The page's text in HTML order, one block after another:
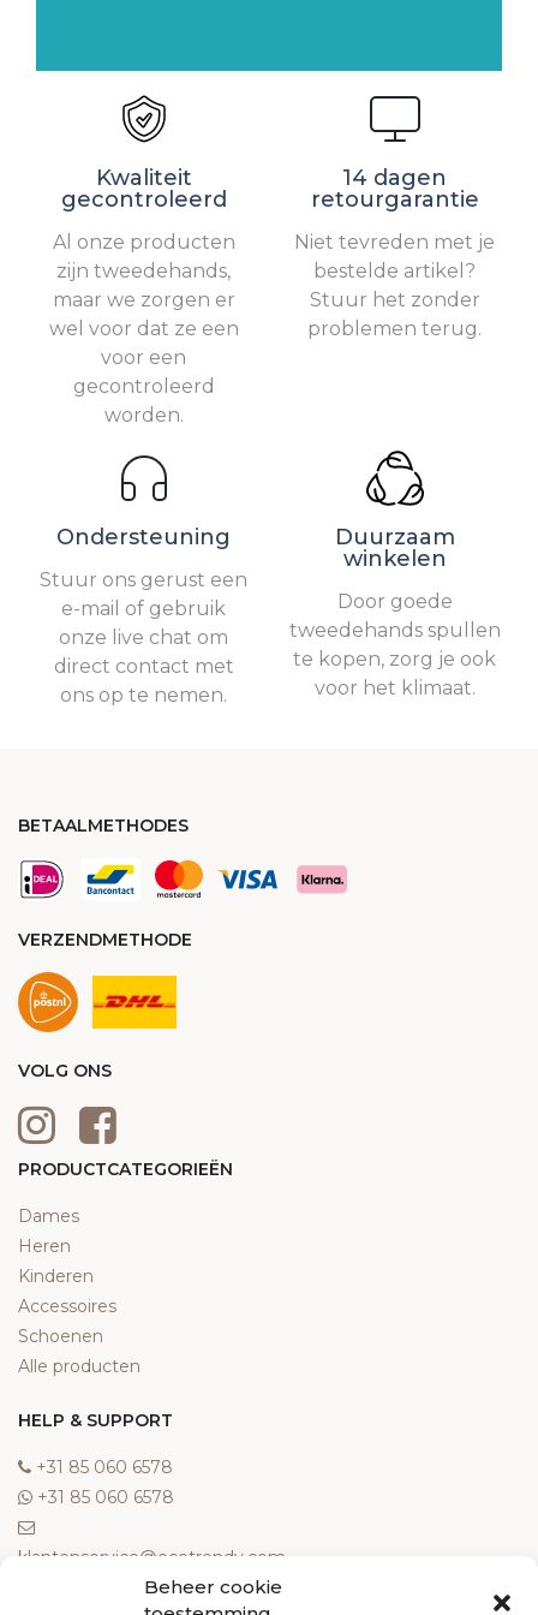
Beheer cookie
Kwaliteit
gecontroleerd
Al onze producten
zijn tweedehands,
maar we zorgen er
wel voor dat ze een
voor een
gecontroleerd
worden.
14 dagen
retourgarantie
Niet tevreden met je
bestelde artikel?
Stuur het zonder
problemen terug.
Ondersteuning
Stuur ons gerust een
e-mail of gebruik
onze live chat om
direct contact met
ons op te nemen.
Duurzaam
winkelen
Door goede
tweedehands spullen
te kopen, zorg je ook
voor het klimaat.
BETAALMETHODES
VERZENDMETHODE
VOLG ONS
PRODUCTCATEGORIEËN
Dames
Heren
Kinderen
Accessoires
Schoenen
Alle producten
HELP & SUPPORT
‎+31 85 060 6578
‎+31 85 060 6578
klantenservice@ecotrendy.com